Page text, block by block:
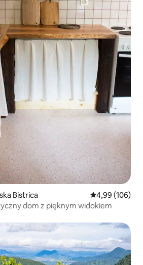
Bistrica Średnia
4,99 (106)
dom z pięknym widokiem
Wybór gości